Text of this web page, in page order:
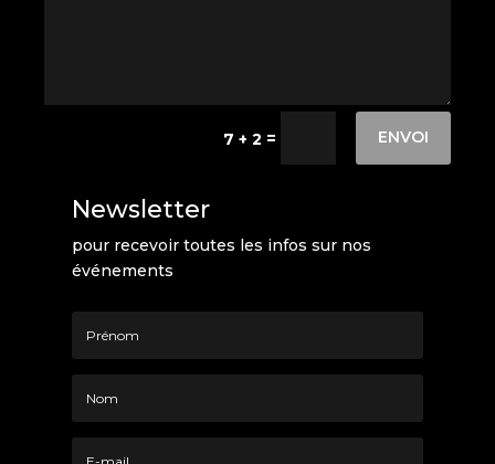
7 + 2 = ENVOI
Newsletter
pour recevoir toutes les infos sur nos
événements